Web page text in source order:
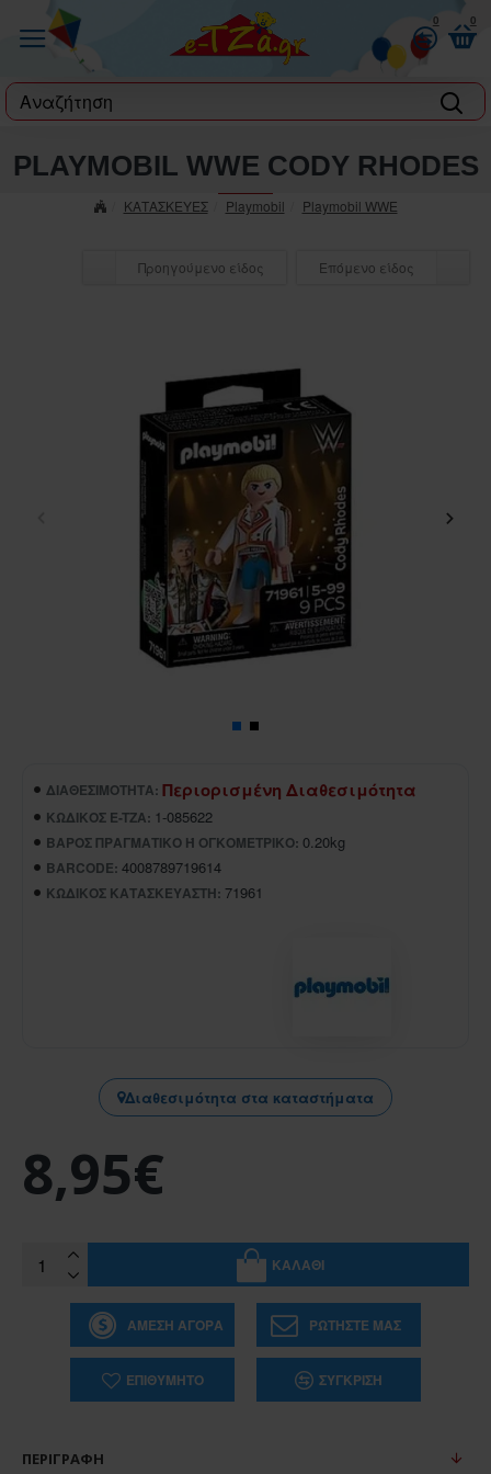
0 0
label
ΚΑΤΑΣΚΕΥΕΣ Playmobil Playmobil WWE
PLAYMOBIL WWE CODY RHODES
Προηγούμενο είδος Επόμενο είδος
ΔΙΑΘΕΣΙΜΌΤΗΤΑ: Περιορισμένη Διαθεσιμότητα
ΚΩΔΙΚΌΣ E-TZA: 1-085622
ΒΆΡΟΣ ΠΡΑΓΜΑΤΙΚΌ Ή ΟΓΚΟΜΕΤΡΙΚΌ: 0.20kg
BARCODE: 4008789719614
ΚΩΔΙΚΌΣ ΚΑΤΑΣΚΕΥΑΣΤΉ: 71961
Διαθεσιμότητα στα καταστήματα
8,95€
ΚΑΛΆΘΙ
ΆΜΕΣΗ ΑΓΟΡΆ ΡΩΤΉΣΤΕ ΜΑΣ
ΕΠΙΘΥΜΗΤΌ ΣΎΓΚΡΙΣΗ
ΠΕΡΙΓΡΑΦΉ